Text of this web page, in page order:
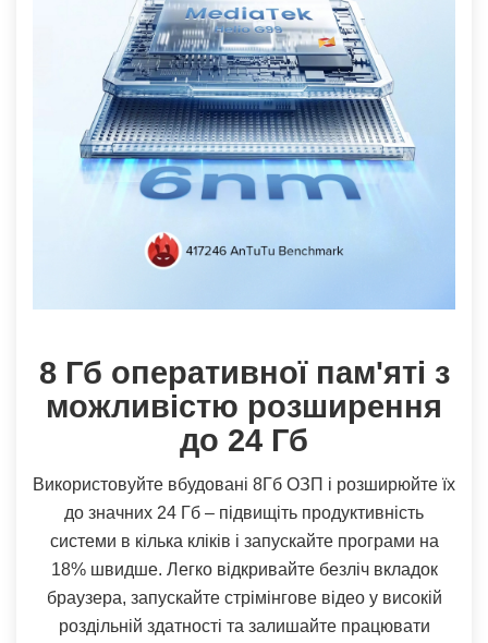
8 Гб оперативної пам'яті з
можливістю розширення
до 24 Гб
Використовуйте вбудовані 8Гб ОЗП і розширюйте їх
до значних 24 Гб – підвищіть продуктивність
системи в кілька кліків і запускайте програми на
18% швидше. Легко відкривайте безліч вкладок
браузера, запускайте стрімінгове відео у високій
роздільній здатності та залишайте працювати